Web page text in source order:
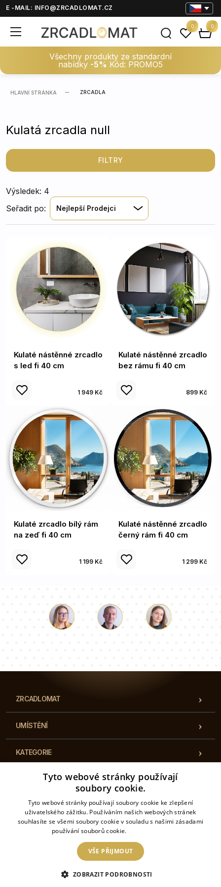
E -MAIL: INFO@ZRCADLOMAT.CZ
Všechny produkty ze standardní
nabídky -5% Kód: PROMO5
0 0
HLAVNÍ STRÁNKA ZRCADLA
Kulatá zrcadla null
FILTRY
Výsledek: 4
Seřadit po:
Nejlepší Prodejci
Kulaté nástěnné zrcadlo
s led fi 40 cm
1 949 Kč
Kulaté nástěnné zrcadlo
bez rámu fi 40 cm
899 Kč
Kulaté zrcadlo bílý rám
na zeď fi 40 cm
1 199 Kč
Kulaté nástěnné zrcadlo
černý rám fi 40 cm
1 299 Kč
ZRCADLOMAT
UMÍSTĚNÍ
KATEGORIE
PŘEDPISY
KONTAKT
2026 © Zrcadlomat– Všechna práva vyhrazena. Internetový obchod je provozován
17658187
Tyto webové stránky používají
soubory cookie.
Tyto webové stránky používají soubory cookie ke zlepšení
uživatelského zážitku. Používáním našich webových stránek
souhlasíte se všemi soubory cookie v souladu s našimi zásadami
používání souborů cookie.
VŠE PŘIJMOUT
ZOBRAZIT PODROBNOSTI